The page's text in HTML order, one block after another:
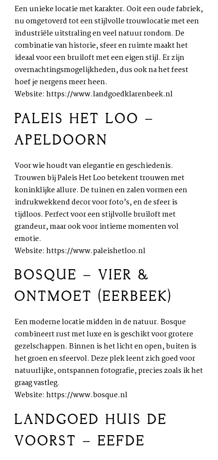
Een unieke locatie met karakter. Ooit een oude fabriek,
nu omgetoverd tot een stijlvolle trouwlocatie met een
industriële uitstraling en veel natuur rondom. De
combinatie van historie, sfeer en ruimte maakt het
ideaal voor een bruiloft met een eigen stijl. Er zijn
overnachtingsmogelijkheden, dus ook na het feest
hoef je nergens meer heen.
Website: https://www.landgoedklarenbeek.nl
PALEIS HET LOO –
APELDOORN
Voor wie houdt van elegantie en geschiedenis.
Trouwen bij Paleis Het Loo betekent trouwen met
koninklijke allure. De tuinen en zalen vormen een
indrukwekkend decor voor foto’s, en de sfeer is
tijdloos. Perfect voor een stijlvolle bruiloft met
grandeur, maar ook voor intieme momenten vol
emotie.
Website: https://www.paleishetloo.nl
BOSQUE – VIER &
ONTMOET (EERBEEK)
Een moderne locatie midden in de natuur. Bosque
combineert rust met luxe en is geschikt voor grotere
gezelschappen. Binnen is het licht en open, buiten is
het groen en sfeervol. Deze plek leent zich goed voor
natuurlijke, ontspannen fotografie, precies zoals ik het
graag vastleg.
Website: https://www.bosque.nl
LANDGOED HUIS DE
VOORST – EEFDE